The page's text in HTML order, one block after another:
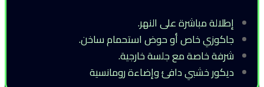
إطلالة مباشرة على النهر.
جاكوزي خاص أو حوض استحمام ساخن.
شرفة خاصة مع جلسة خارجية.
ديكور خشبي دافئ وإضاءة رومانسية